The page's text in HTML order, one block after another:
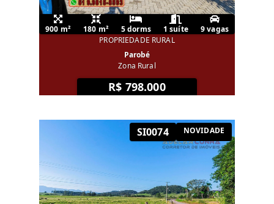
900 m² 180 m² 5 dorms 1 suíte
9 vagas
PROPRIEDADE RURAL
Parobé
Zona Rural
R$ 798.000
SI0074 NOVIDADE